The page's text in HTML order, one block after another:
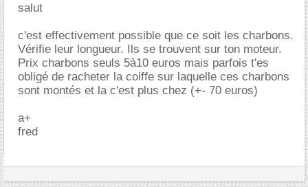
salut
c'est effectivement possible que ce soit les charbons.
Vérifie leur longueur. Ils se trouvent sur ton moteur.
Prix charbons seuls 5à10 euros mais parfois t'es
obligé de racheter la coiffe sur laquelle ces charbons
sont montés et la c'est plus chez (+- 70 euros)
a+
fred